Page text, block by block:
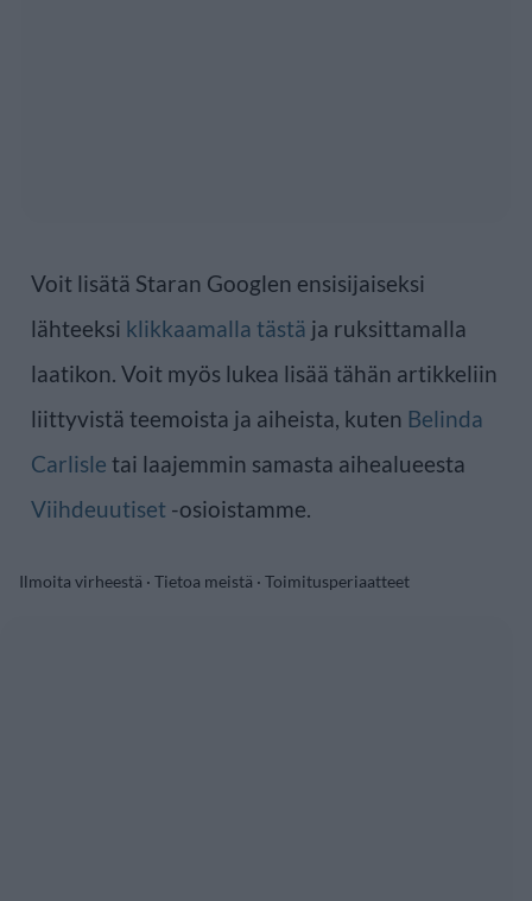
Voit lisätä Staran Googlen ensisijaiseksi
lähteeksi klikkaamalla tästä ja ruksittamalla
laatikon. Voit myös lukea lisää tähän artikkeliin
liittyvistä teemoista ja aiheista, kuten Belinda
Carlisle tai laajemmin samasta aihealueesta
Viihdeuutiset -osioistamme.
Ilmoita virheestä · Tietoa meistä · Toimitusperiaatteet